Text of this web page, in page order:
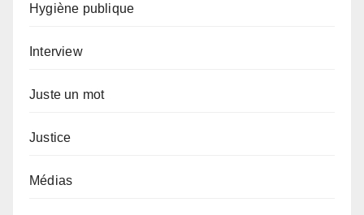
Hygiène publique
Interview
Juste un mot
Justice
Médias